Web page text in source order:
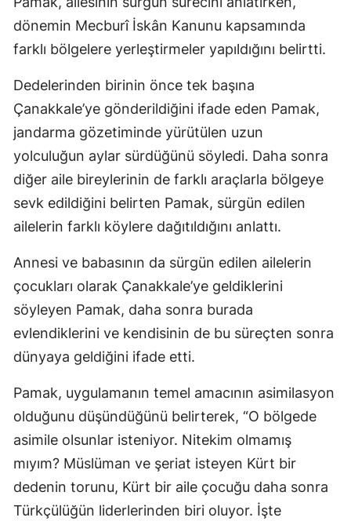
dönemin Mecburî İskân Kanunu kapsamında
farklı bölgelere yerleştirmeler yapıldığını belirtti.
Dedelerinden birinin önce tek başına
Çanakkale’ye gönderildiğini ifade eden Pamak,
jandarma gözetiminde yürütülen uzun
yolculuğun aylar sürdüğünü söyledi. Daha sonra
diğer aile bireylerinin de farklı araçlarla bölgeye
sevk edildiğini belirten Pamak, sürgün edilen
ailelerin farklı köylere dağıtıldığını anlattı.
Annesi ve babasının da sürgün edilen ailelerin
çocukları olarak Çanakkale’ye geldiklerini
söyleyen Pamak, daha sonra burada
evlendiklerini ve kendisinin de bu süreçten sonra
dünyaya geldiğini ifade etti.
Pamak, uygulamanın temel amacının asimilasyon
olduğunu düşündüğünü belirterek, “O bölgede
asimile olsunlar isteniyor. Nitekim olmamış
mıyım? Müslüman ve şeriat isteyen Kürt bir
dedenin torunu, Kürt bir aile çocuğu daha sonra
Türkçülüğün liderlerinden biri oluyor. İşte